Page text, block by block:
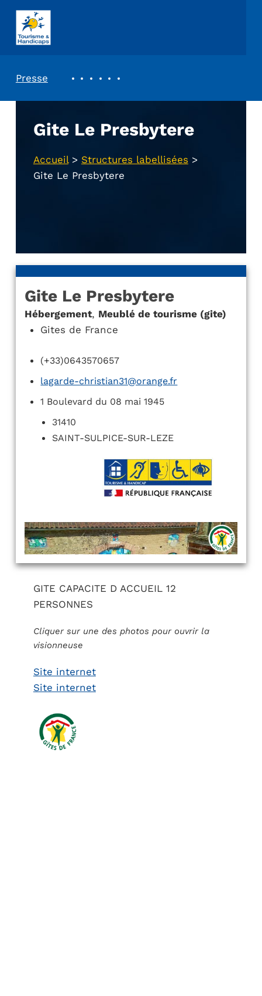
ASSOCIATION TOURISME ET HANDICAPS
Presse
Gite Le Presbytere
Accueil> Structures labellisées >
Gite Le Presbytere
Gite Le Presbytere
Hébergement, Meublé de tourisme (gite)
Gites de France
(+33)0643570657
lagarde-christian31@orange.fr
1 Boulevard du 08 mai 1945
31410
SAINT-SULPICE-SUR-LEZE
GITE CAPACITE D ACCUEIL 12
PERSONNES
Cliquer sur une des photos pour ouvrir la
visionneuse
Site internet
Site internet